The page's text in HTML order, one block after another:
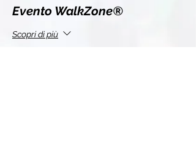
Evento WalkZone®
Scopri di più